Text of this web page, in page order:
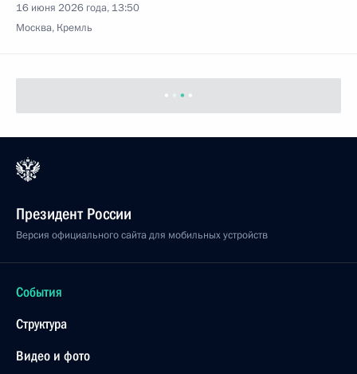
16 июня 2026 года, 13:50
Москва, Кремль
Президент России
Версия официального сайта для мобильных устройств
События
Структура
Видео и фото